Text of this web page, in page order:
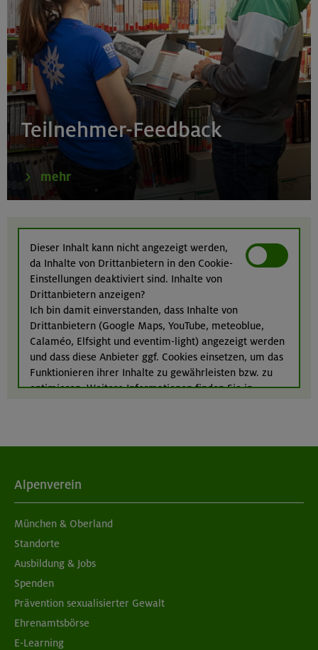
Simetsberg 1840 m
Bayerische Voralpen (Estergebirge)
22.-24.08.26
Birnhorn 2634 m, Hochzint 2246 m und Dürrkarhorn
2287 m
Leoganger Steinberge
Karwendel
24.-28.08.26
Kinderkletterkurs für Anfänger im Altmühltal
Südlicher Frankenjura
Teilnehmer-Feedback
mehr
Dieser Inhalt kann nicht angezeigt werden,
da Inhalte von Drittanbietern in den Cookie-
Einstellungen deaktiviert sind. Inhalte von
Drittanbietern anzeigen?
Ich bin damit einverstanden, dass Inhalte von
Drittanbietern (Google Maps, YouTube, meteoblue,
Calaméo, Elfsight und eventim-light) angezeigt werden
und dass diese Anbieter ggf. Cookies einsetzen, um das
Funktionieren ihrer Inhalte zu gewährleisten bzw. zu
optimieren. Weitere Informationen finden Sie in
Alpenverein
München & Oberland
Standorte
Ausbildung & Jobs
Spenden
Prävention sexualisierter Gewalt
Ehrenamtsbörse
E-Learning